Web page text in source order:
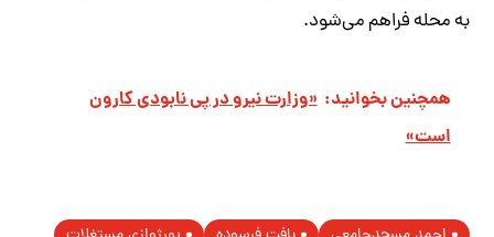
به محله فراهم می‌شود.
همچنین بخوانید: «وزارت نیرو در پی نابودی کارون
است»